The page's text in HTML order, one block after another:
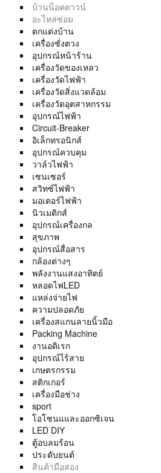
บ้านน็อคดาวน์
อะไหล่ซ่อม
ตกแต่งบ้าน
เครื่องชั่งตวง
อุปกรณ์หน้าร้าน
เครื่องวัดของเหลว
เครื่องวัดไฟฟ้า
เครื่องวัดสิ่งแวดล้อม
เครื่องวัดอุตสาหกรรม
อุปกรณ์ไฟฟ้า
Circuit-Breaker
อิเล็กทรอนิกส์
อุปกรณ์ควบคุม
วาล์วไฟฟ้า
เซนเซอร์
สวิทซ์ไฟฟ้า
มอเตอร์ไฟฟ้า
นิวเมติกส์
อุปกรณ์เครื่องกล
สุขภาพ
อุปกรณ์สื่อสาร
กล้องต่างๆ
พลังงานแสงอาทิตย์
หลอดไฟLED
แหล่งจ่ายไฟ
ความปลอดภัย
เครื่องสแกนลายนิ้วมือ
Packing Machine
งานอดิเรก
อุปกรณ์ไร้สาย
เกษตรกรรม
สติกเกอร์
เครื่องมือช่าง
sport
โอโซนแและออกซิเจน
LED DIY
ตู้อบลมร้อน
ประดับยนต์
สินค้ามือสอง